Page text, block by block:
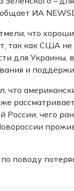
ИА
что
так как США не
для Украины,
и
что
России, чего
поводу